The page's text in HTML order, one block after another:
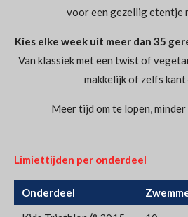
voor een gezellig etentje
Kies elke week uit meer dan 35
Van klassiek met een twist of
makkelijk of zelfs
Meer tijd om te lopen, minder
Limiettijden per onderdeel
Onderdeel